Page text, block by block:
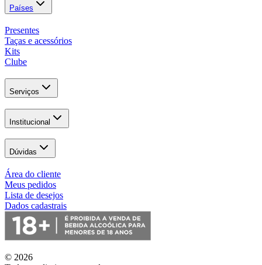
Países
Presentes
Taças e acessórios
Kits
Clube
Serviços
Institucional
Dúvidas
Área do cliente
Meus pedidos
Lista de desejos
Dados cadastrais
© 2026